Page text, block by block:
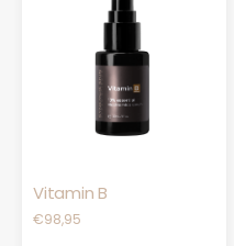
Vitamin B
€98,95